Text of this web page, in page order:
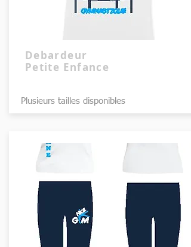
Debardeur
Petite Enfance
Plusieurs tailles disponibles